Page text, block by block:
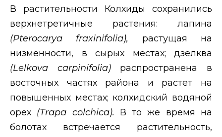
В растительности Колхиды сохранились
верхнетретичные растения: лапина
(Pterocarya fraxinifolia), растущая на
низменности, в сырых местах; дзелква
(Lelkova carpinifolia) распространена в
восточных частях района и растет на
повышенных местах; колхидский водяной
орех (Тrара colchica). В то же время на
болотах встречается растительность,